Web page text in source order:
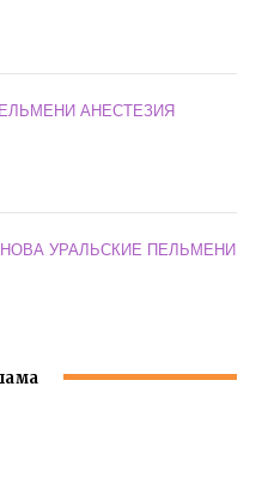
АНЕСТЕЗИЯ
УРАЛЬСКИЕ ПЕЛЬМЕНИ